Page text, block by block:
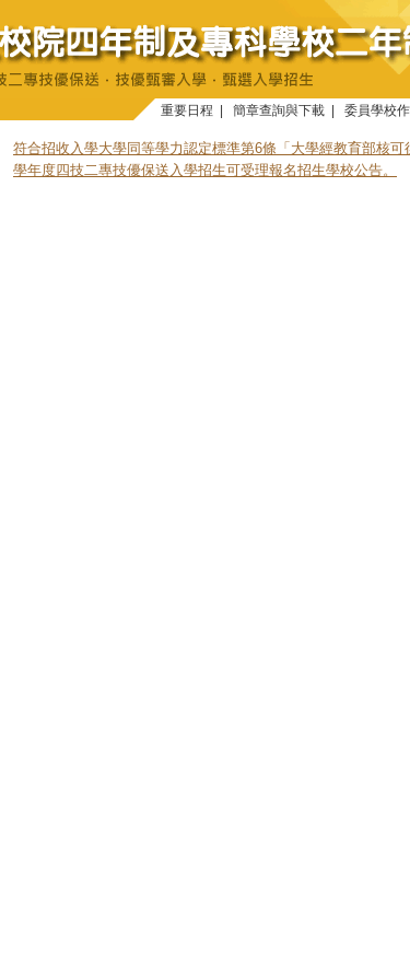
重要日程 簡章查詢與下載 委員學校
符合招收入學大學同等學力認定標準第6條「大學經教育部核
學年度四技二專技優保送入學招生可受理報名招生學校公告。